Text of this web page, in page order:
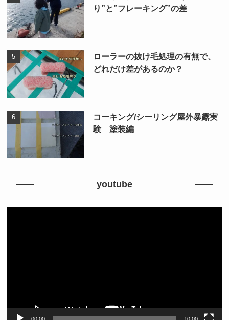
り”と”フレーキング”の差
ローラーの抜け毛処理の有無で、
どれだけ差があるのか？
コーキング/シーリング屋外暴露実
験 塗装編
youtube